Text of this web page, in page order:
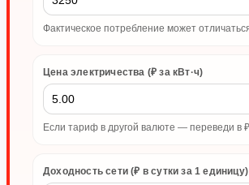
Фактическое потребление может
Цена электричества (₽ за кВт·ч)
Если тариф в другой валюте — переведи в
Доходность сети (₽ в сутки за 1 единицу)